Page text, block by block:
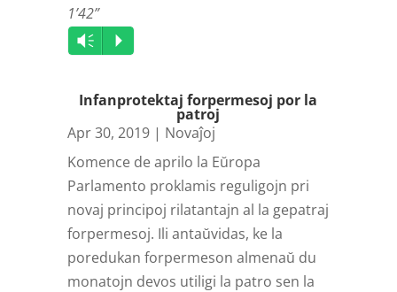
1’42”
Audio
Player
Vm P
Infanprotektaj forpermesoj por la
patroj
Apr 30, 2019| Novaĵoj
Komence de aprilo la Eŭropa
Parlamento proklamis reguligojn pri
novaj principoj rilatantajn al la gepatraj
forpermesoj. Ili antaŭvidas, ke la
poredukan forpermeson almenaŭ du
monatojn devos utiligi la patro sen la